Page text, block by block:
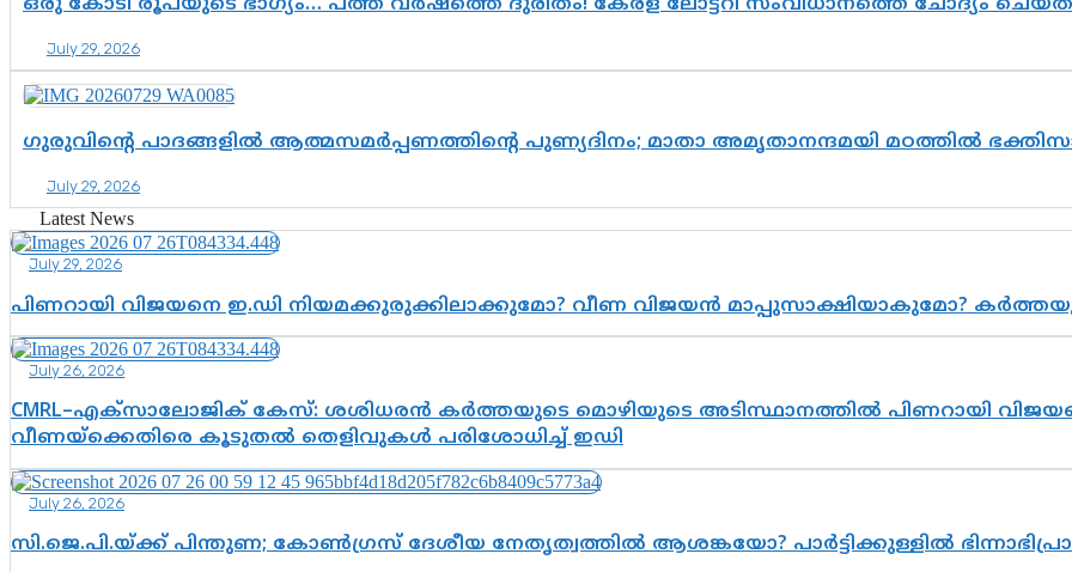
July 29, 2026
ഗുരുവിന്റെ പാദങ്ങളിൽ ആത്മസമർപ്പണത്തിന്റെ പുണ്യദിനം; മാതാ അമൃതാനന്ദമയി മഠത്തിൽ
July 29, 2026
Latest News
July 29, 2026
പിണറായി വിജയനെ ഇ.ഡി നിയമക്കുരുക്കിലാക്കുമോ? വീണ വിജയൻ മാപ്പുസാക്ഷിയാകുമോ?
July 26, 2026
CMRL–എക്‌സാലോജിക് കേസ്: ശശിധരൻ കർത്തയുടെ മൊഴിയുടെ അടിസ്ഥാനത്തിൽ പിണറായി
വീണയ്‌ക്കെതിരെ കൂടുതൽ തെളിവുകൾ പരിശോധിച്ച് ഇഡി
July 26, 2026
സി.ജെ.പി.യ്ക്ക് പിന്തുണ; കോൺഗ്രസ് ദേശീയ നേതൃത്വത്തിൽ ആശങ്കയോ? പാർട്ടിക്കുള്ളിൽ